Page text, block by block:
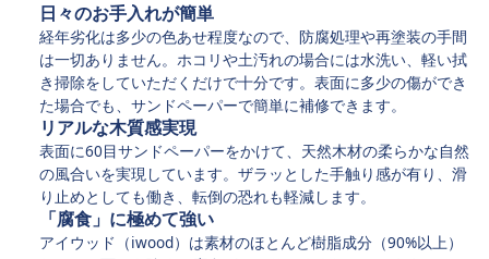
日々のお手入れが簡単
経年劣化は多少の色あせ程度なので、防腐処理や再塗装の手間
は一切ありません。ホコリや土汚れの場合には水洗い、軽い拭
き掃除をしていただくだけで十分です。表面に多少の傷ができ
た場合でも、サンドペーパーで簡単に補修できます。
リアルな木質感実現
表面に60目サンドペーパーをかけて、天然木材の柔らかな自然
の風合いを実現しています。ザラッとした手触り感が有り、滑
り止めとしても働き、転倒の恐れも軽減します。
「腐食」に極めて強い
アイウッド（iwood）は素材のほとんど樹脂成分（90%以上）